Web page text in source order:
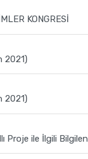
KONGRESİ
2021)
2021)
Proje ile İlgili